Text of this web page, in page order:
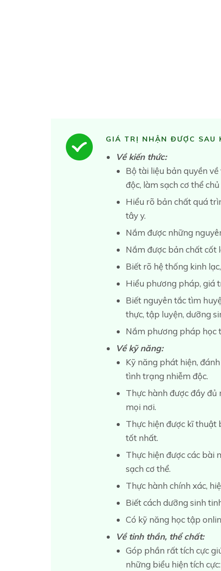
GIÁ TRỊ NHẬN ĐƯỢC SAU
Về kiến thức:
Bộ tài liệu bản quyền
độc, làm sạch cơ thể
Hiểu rõ bản chất quá
tây y.
Nắm được những
Nắm được bản chất cốt
Biết rõ hệ thống kinh
Hiểu phương pháp, giá
Biết nguyên tắc tìm
thực, tập luyện, dưỡng
Nắm phương pháp học
Về kỹ năng:
Kỹ năng phát hiện,
tình trạng nhiễm độc.
Thực hành được đầy đủ
mọi nơi.
Thực hiện được kĩ thuật
tốt nhất.
Thực hiện được các bài
sạch cơ thể.
Thực hành chính xác,
Biết cách dưỡng sinh
Có kỹ năng học tập
Về tinh thần, thể chất:
Góp phần rất tích cực
những biểu hiện tích